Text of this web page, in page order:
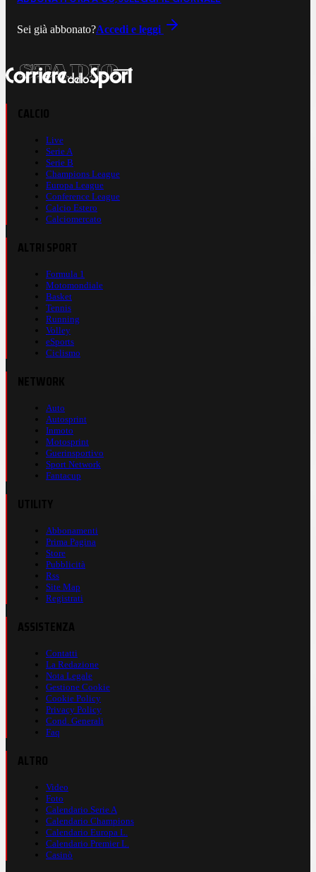
Sei già abbonato?Accedi e leggi
Live
Serie A
Serie B
Champions League
Europa League
Conference League
Calcio Estero
Calciomercato
Formula 1
Motomondiale
Basket
Tennis
Running
Volley
eSports
Ciclismo
Auto
Autosprint
Inmoto
Motosprint
Guerinsportivo
Sport Network
Fantacup
Abbonamenti
Prima Pagina
Store
Pubblicità
Rss
Site Map
Registrati
Contatti
La Redazione
Nota Legale
Gestione Cookie
Cookie Policy
Privacy Policy
Cond. Generali
Faq
Video
Foto
Calendario Serie A
Calendario Champions
Calendario Europa L.
Calendario Premier L.
Casinò